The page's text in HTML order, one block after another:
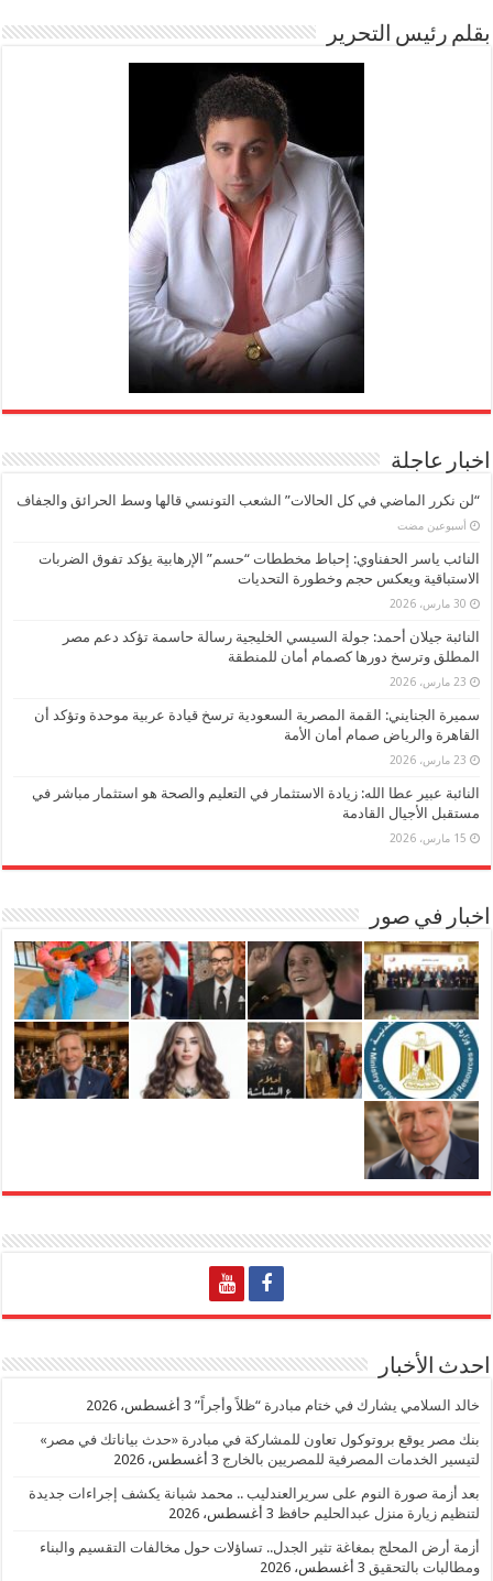
بقلم رئيس التحرير
اخبار عاجلة
“لن نكرر الماضي في كل الحالات” الشعب التونسي قالها وسط الحرائق والجفاف
‏أسبوعين مضت
النائب ياسر الحفناوي: إحباط مخططات “حسم” الإرهابية يؤكد تفوق الضربات
الاستباقية ويعكس حجم وخطورة التحديات
30 مارس، 2026
النائبة جيلان أحمد: جولة السيسي الخليجية رسالة حاسمة تؤكد دعم مصر
المطلق وترسخ دورها كصمام أمان للمنطقة
23 مارس، 2026
سميرة الجنايني: القمة المصرية السعودية ترسخ قيادة عربية موحدة وتؤكد أن
القاهرة والرياض صمام أمان الأمة
23 مارس، 2026
النائبة عبير عطا الله: زيادة الاستثمار في التعليم والصحة هو استثمار مباشر في
مستقبل الأجيال القادمة
15 مارس، 2026
اخبار في صور
احدث الأخبار
خالد السلامي يشارك في ختام مبادرة “ظلاً وأجراً” 3 أغسطس، 2026
بنك مصر يوقع بروتوكول تعاون للمشاركة في مبادرة «حدث بياناتك في مصر»
لتيسير الخدمات المصرفية للمصريين بالخارج 3 أغسطس، 2026
بعد أزمة صورة النوم على سريرالعندليب .. محمد شبانة يكشف إجراءات جديدة
لتنظيم زيارة منزل عبدالحليم حافظ 3 أغسطس، 2026
أزمة أرض المحلج بمغاغة تثير الجدل.. تساؤلات حول مخالفات التقسيم والبناء
ومطالبات بالتحقيق 3 أغسطس، 2026